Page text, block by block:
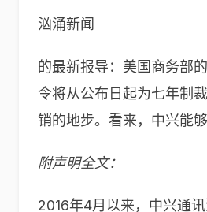
汹涌新闻
的最新报导：美国商务部
令将从公布日起为七年制
销的地步。看来，中兴能
附声明全文：
2016年4月以来，中兴通